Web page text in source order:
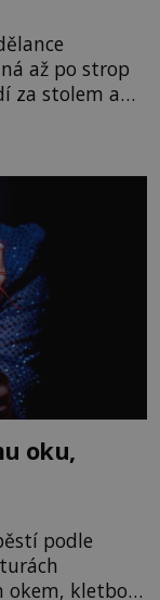
až po strop
za stolem a
o pouhou
oku,
podle
okem, kletbou,